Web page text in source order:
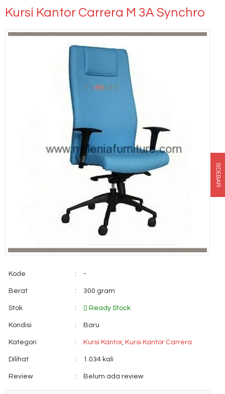
Kursi Kantor Carrera M 3A Synchro
Kode : -
Berat : 300 gram
Stok : Ready Stock
Kondisi : Baru
Kategori : Kursi Kantor, Kursi Kantor Carrera
Dilihat : 1.034 kali
Review : Belum ada review
SIDEBAR